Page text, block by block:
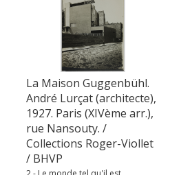
La Maison Guggenbühl.
André Lurçat (architecte),
1927. Paris (XIVème arr.),
rue Nansouty. /
Collections Roger-Viollet
/ BHVP